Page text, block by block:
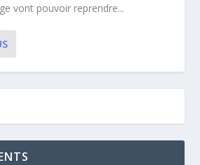
vont pouvoir reprendre...